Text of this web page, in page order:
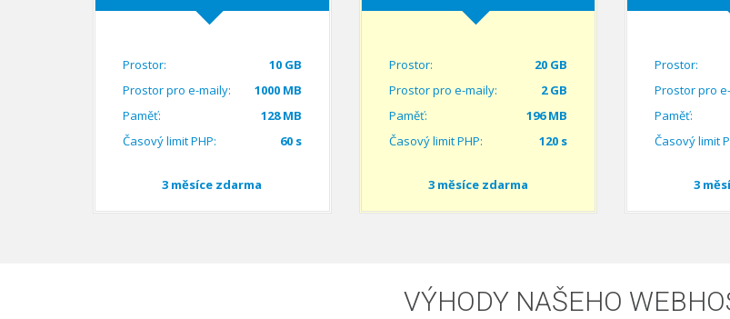
Prostor:
10 GB
Prostor pro e-maily:
1000 MB
Paměť:
128 MB
Časový limit PHP:
60 s
3 měsíce zdarma
Prostor:
20 GB
Prostor pro e-maily:
2 GB
Paměť:
196 MB
Časový limit PHP:
120 s
3 měsíce zdarma
Prostor:
Prostor pro
Paměť:
Časový limit
3
VÝHODY NAŠEHO